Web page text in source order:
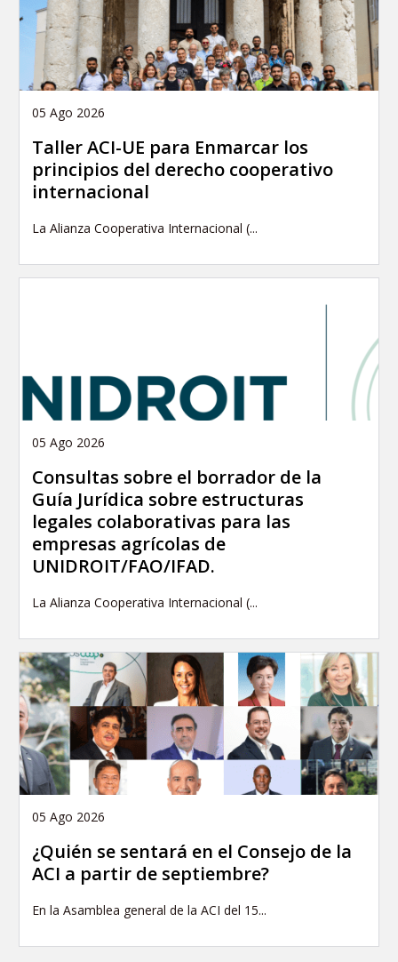
05 Ago 2026
Taller ACI-UE para Enmarcar los
principios del derecho cooperativo
internacional
La Alianza Cooperativa Internacional (...
05 Ago 2026
Consultas sobre el borrador de la
Guía Jurídica sobre estructuras
legales colaborativas para las
empresas agrícolas de
UNIDROIT/FAO/IFAD.
La Alianza Cooperativa Internacional (...
05 Ago 2026
¿Quién se sentará en el Consejo de la
ACI a partir de septiembre?
En la Asamblea general de la ACI del 15...